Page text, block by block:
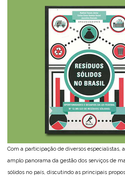
Com a participação de diversos especialistas,
amplo panorama da gestão dos serviços de
sólidos no país, discutindo as principais